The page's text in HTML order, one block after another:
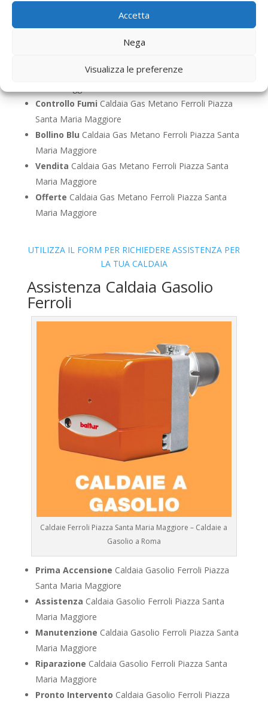
Accetta
Nega
Visualizza le preferenze
Caldaia Gas Metano Ferroli
Piazza Santa Maria Maggiore
Caldaia Gas Metano Ferroli Piazza
Caldaia Gas Metano Ferroli Piazza Santa
Controllo Fumi Caldaia Gas Metano Ferroli Piazza
Santa Maria Maggiore
Bollino Blu Caldaia Gas Metano Ferroli Piazza Santa
Maria Maggiore
Vendita Caldaia Gas Metano Ferroli Piazza Santa
Maria Maggiore
Offerte Caldaia Gas Metano Ferroli Piazza Santa
Maria Maggiore
UTILIZZA IL FORM PER RICHIEDERE ASSISTENZA PER
LA TUA CALDAIA
Assistenza Caldaia Gasolio
Ferroli
Caldaie Ferroli Piazza Santa Maria Maggiore – Caldaie a
Gasolio a Roma
Prima Accensione Caldaia Gasolio Ferroli Piazza
Santa Maria Maggiore
Assistenza Caldaia Gasolio Ferroli Piazza Santa
Maria Maggiore
Manutenzione Caldaia Gasolio Ferroli Piazza Santa
Maria Maggiore
Riparazione Caldaia Gasolio Ferroli Piazza Santa
Maria Maggiore
Pronto Intervento Caldaia Gasolio Ferroli Piazza